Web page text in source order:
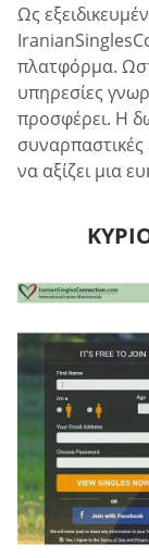
Ως
πλατφόρμα.
υπηρεσίες
προσφέρει. Η
να αξίζει μια